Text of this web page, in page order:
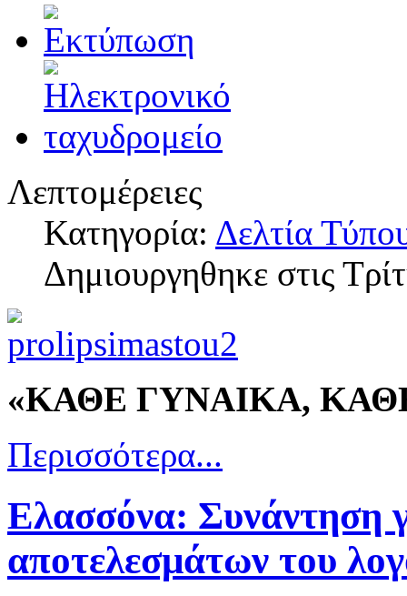
Λεπτομέρειες
Κατηγορία: Δελτία
Δημιουργηθηκε στις
«ΚΑΘΕ ΓΥΝΑΙΚΑ,
Περισσότερα...
Ελασσόνα: Συνάντηση
αποτελεσμάτων του